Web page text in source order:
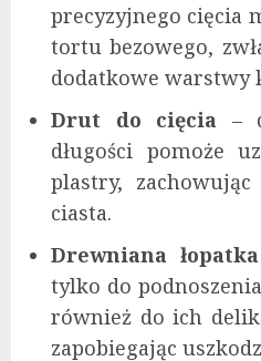
precyzyjnego cięcia
tortu bezowego,
dodatkowe warstwy
Drut do cięcia –
długości pomoże
plastry,
ciasta.
Drewniana łopatka
tylko do
również do ich
zapobiegając